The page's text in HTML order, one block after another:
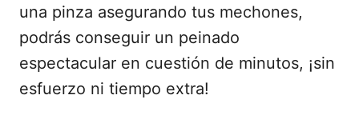
una pinza asegurando tus mechones,
podrás conseguir un peinado
espectacular en cuestión de minutos, ¡sin
esfuerzo ni tiempo extra!